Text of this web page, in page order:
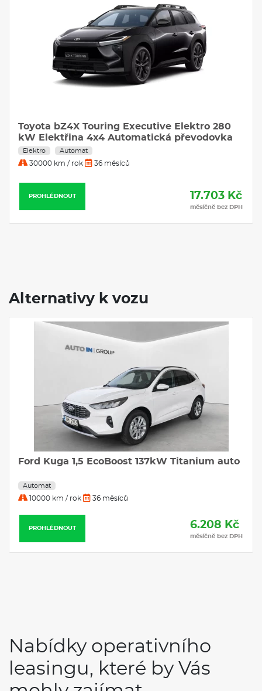
Toyota bZ4X Touring Executive Elektro 280
kW Elektřina 4x4 Automatická převodovka
Elektro Automat
30000 km / rok 36 měsíců
PROHLÉDNOUT 17.703 Kč
měsíčně bez DPH
Alternativy k vozu
Ford Kuga 1,5 EcoBoost 137kW Titanium auto
Automat
10000 km / rok 36 měsíců
PROHLÉDNOUT 6.208 Kč
měsíčně bez DPH
Nabídky operativního
leasingu, které by Vás